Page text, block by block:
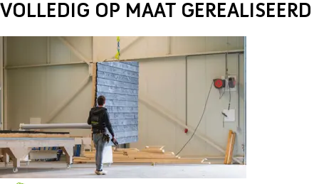
VOLLEDIG OP MAAT GEREALISEERD